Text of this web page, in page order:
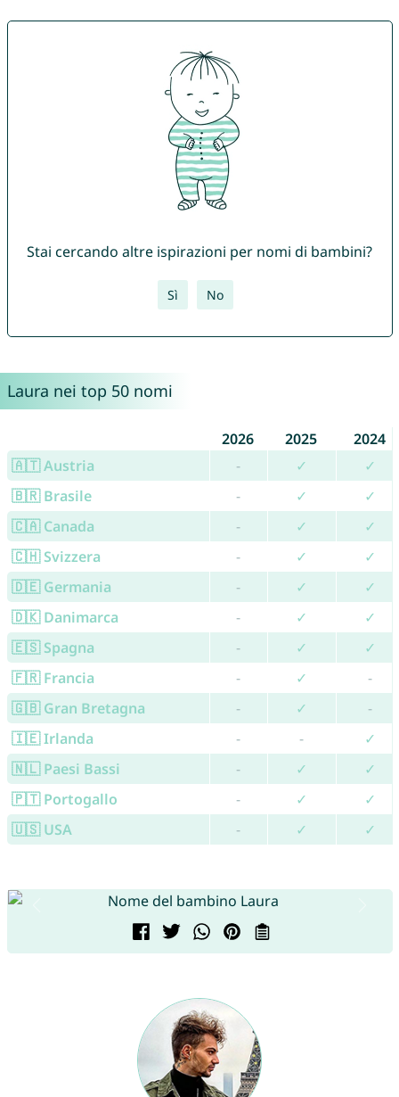
Stai cercando altre ispirazioni per nomi di bambini?
Sì No
Laura nei top 50 nomi
2026 2025
2024
🇦🇹 Austria
- ✓
✓
🇧🇷 Brasile
- ✓
✓
🇨🇦 Canada
- ✓
✓
🇨🇭 Svizzera
- ✓
✓
🇩🇪 Germania
- ✓
✓
🇩🇰 Danimarca
- ✓
✓
🇪🇸 Spagna
- ✓
✓
🇫🇷 Francia
- ✓
-
🇬🇧 Gran Bretagna
- ✓
-
🇮🇪 Irlanda
- -
✓
🇳🇱 Paesi Bassi
- ✓
✓
🇵🇹 Portogallo
- ✓
✓
🇺🇸 USA
- ✓ ✓